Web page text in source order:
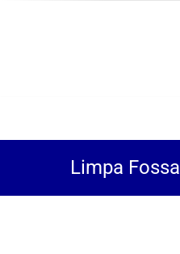
Limpa